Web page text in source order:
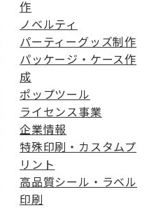
作
ノベルティ
パーティーグッズ制作
パッケージ・ケース作
成
ポップツール
ライセンス事業
企業情報
特殊印刷・カスタムプ
リント
高品質シール・ラベル
印刷